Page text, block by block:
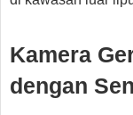
Kamera
dengan